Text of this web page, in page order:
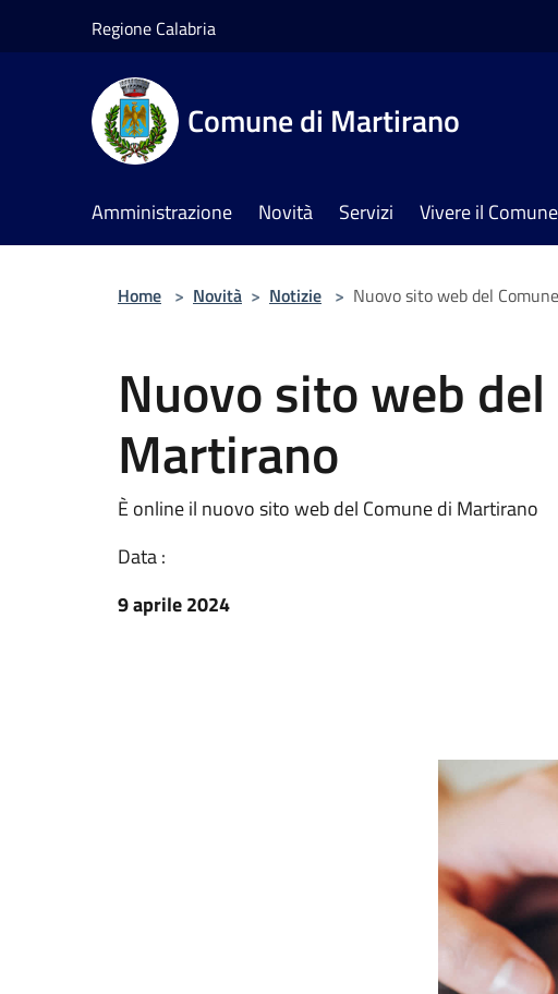
Regione Calabria
Comune di Martirano
Amministrazione Novità Servizi Vivere il Comune
Home > Novità > Notizie > Nuovo sito web del
Nuovo sito web
Martirano
È online il nuovo sito web del Comune di Martirano
Data :
9 aprile 2024